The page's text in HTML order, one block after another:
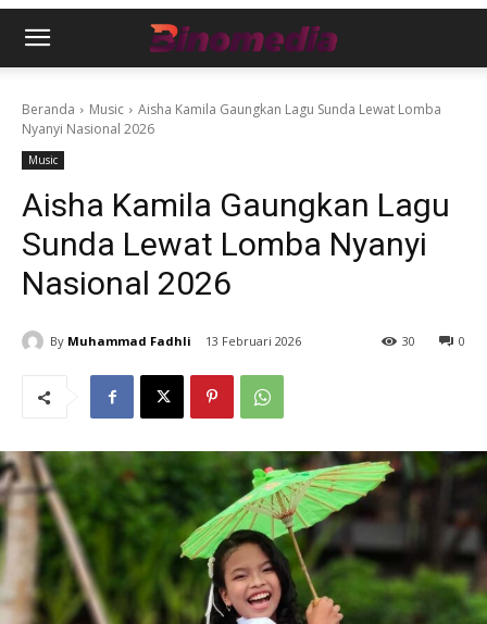
Beranda Music
Aisha Kamila Gaungkan Lagu Sunda Lewat Lomba
Nyanyi Nasional 2026
Music
Aisha Kamila Gaungkan Lagu
Sunda Lewat Lomba Nyanyi
Nasional 2026
By Muhammad Fadhli 13 Februari 2026 0
30